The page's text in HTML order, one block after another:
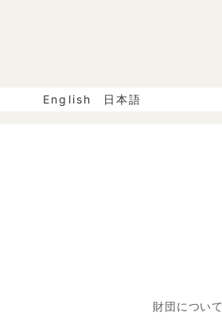
English 日本語
財団について